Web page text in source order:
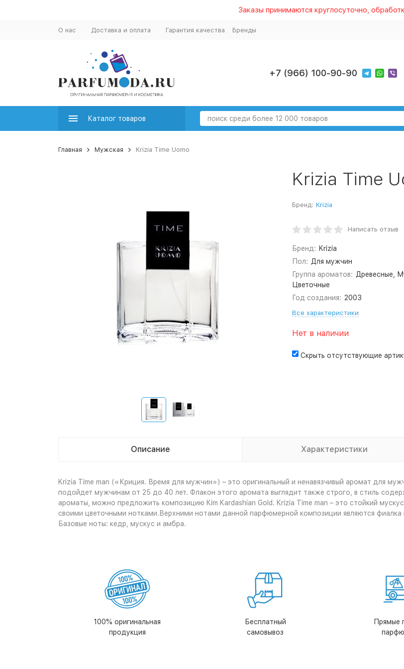
Заказы принимаются круглосуточно,
О нас Доставка и оплата Гарантия качества Бренды
+7 (966) 100-90-90
Каталог товаров
Главная Мужская Krizia Time Uomo
Krizia Time
Бренд: Krizia
Написать отзыв
Бренд: Krizia
Пол: Для мужчин
Группа ароматов: Древесные,
Цветочные
Год создания: 2003
Все характеристики
Нет в наличии
Скрыть отсутствующие
Описание Характеристики
Krizia Time man («Криция. Время для мужчин») – это оригинальный и ненавязчивый аромат для
подойдет мужчинам от 25 до 40 лет. Флакон этого аромата выглядит также строго, в стиль
ароматы, можно предложить композицию Kim Kardashian Gold. Krizia Time man – это стойкий
своими цветочными нотками.Верхними нотами данной парфюмерной композиции являются
Базовые ноты: кедр, мускус и амбра.
100% оригинальная
продукция
Бесплатный
самовывоз
Прямые